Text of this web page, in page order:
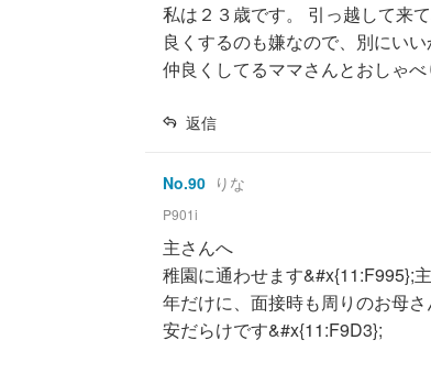
私は２３歳です。 引っ越して来
良くするのも嫌なので、別にい
仲良くしてるママさんとおしゃ
返信
No.90 りな
P901i
主さんへ 私も21
稚園に通わせます&#x{11:F995};
年だけに、面接時も周りのお母
安だらけです&#x{11:F9D3};